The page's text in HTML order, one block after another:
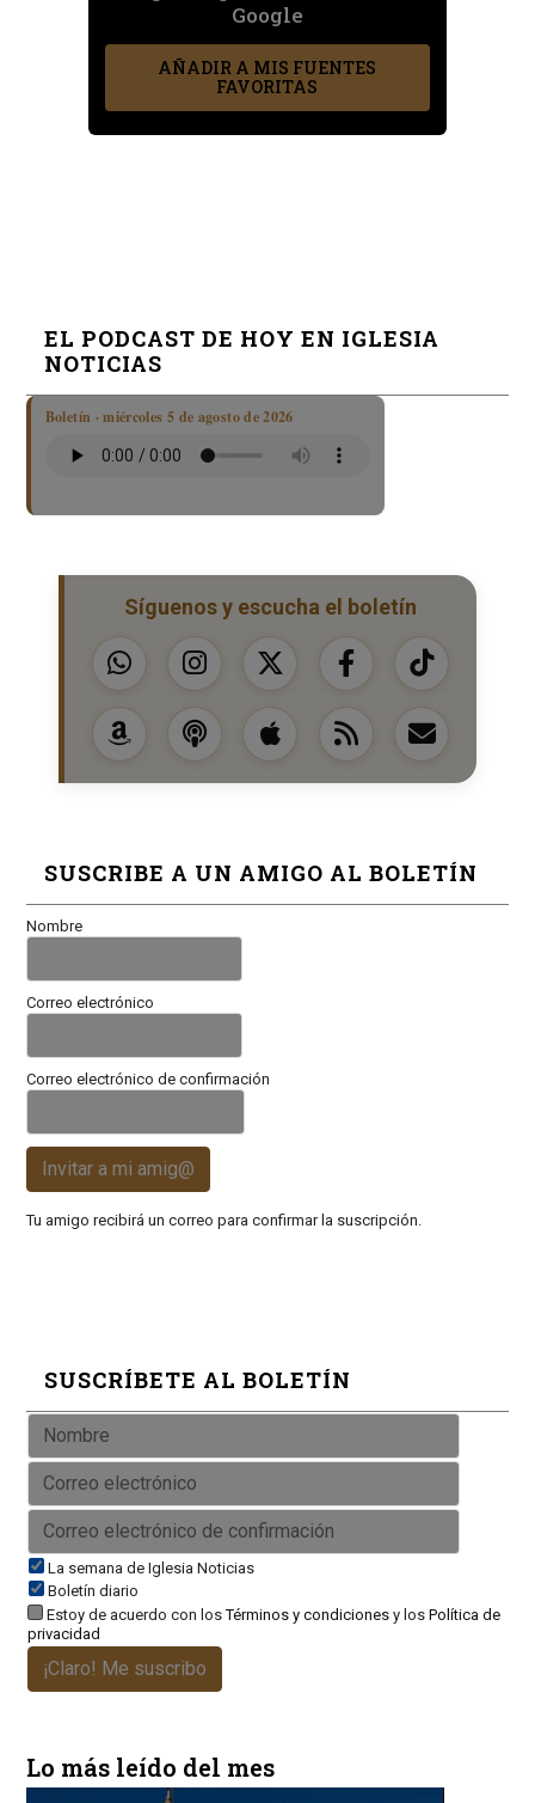
Google
AÑADIR A MIS FUENTES
FAVORITAS
EL PODCAST DE HOY EN IGLESIA
NOTICIAS
Boletín · miércoles 5 de agosto de 2026
Síguenos y escucha el boletín
SUSCRIBE A UN AMIGO AL BOLETÍN
Nombre
Correo electrónico
Correo electrónico de confirmación
Invitar a mi amig@
Tu amigo recibirá un correo para confirmar la suscripción.
SUSCRÍBETE AL BOLETÍN
La semana de Iglesia Noticias
Boletín diario
Estoy de acuerdo con losTérminos y condicionesy los Política de
privacidad
¡Claro! Me suscribo
Lo más leído del mes